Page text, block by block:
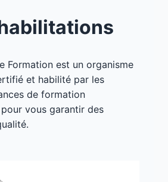
Formation est un organisme
et habilité par les
de formation
vous garantir des